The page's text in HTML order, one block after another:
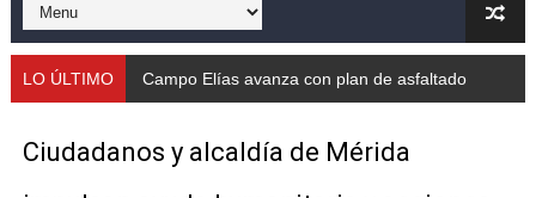
Mérida fortalece su reserva deportiva de cara a
Gobernación de Mérida instalará mesa de trabajo con
Fundecem ofrece taller de bordado en punto de cruz
LO ÚLTIMO Campo Elías avanza con plan de asfaltado
Ciudadanos y alcaldía de Mérida